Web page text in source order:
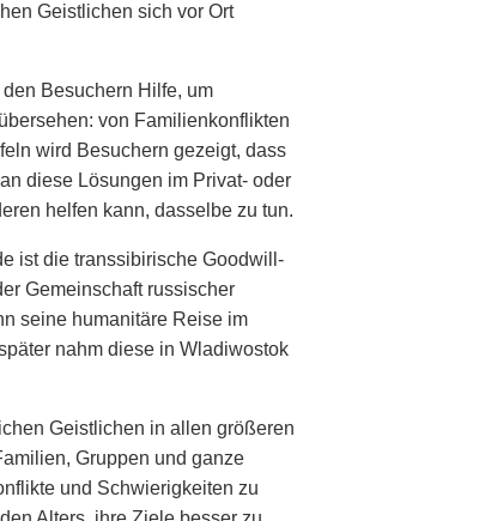
Geistlichen sich vor Ort
Besuchern Hilfe, um
von Familienkonflikten
wird Besuchern gezeigt, dass
diese Lösungen im Privat- oder
helfen kann, dasselbe zu tun.
ist die transsibirische Goodwill-
Gemeinschaft russischer
seine humanitäre Reise im
nahm diese in Wladiwostok
Geistlichen in allen größeren
Gruppen und ganze
und Schwierigkeiten zu